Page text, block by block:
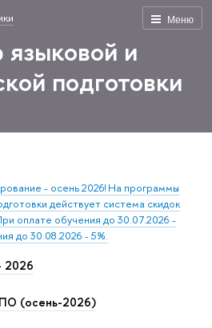
Меню
и
подготовки
- осень 2026! На программы
действует система скидок
оплате обучения до 30.07.2026 -
до 30.08.2026 - 5%.
2026
(осень-2026)